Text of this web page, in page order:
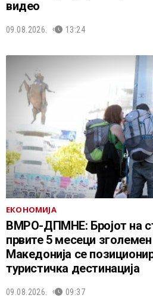
видео
09.08.2026. 13:24
ЕКОНОМИЈА
ВМРО-ДПМНЕ: Бројот на
првите 5 месеци зголемен
Македонија се
туристичка дестинација
09.08.2026. 09:37